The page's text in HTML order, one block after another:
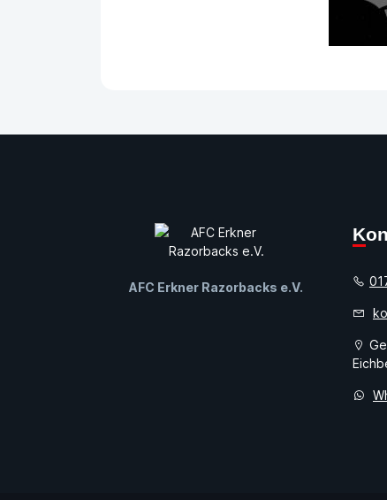
AFC Erkner Razorbacks e.V.